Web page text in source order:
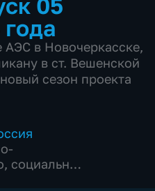
АЭС в Новочеркасске,
в ст. Вешенской
сезон проекта
, социально-